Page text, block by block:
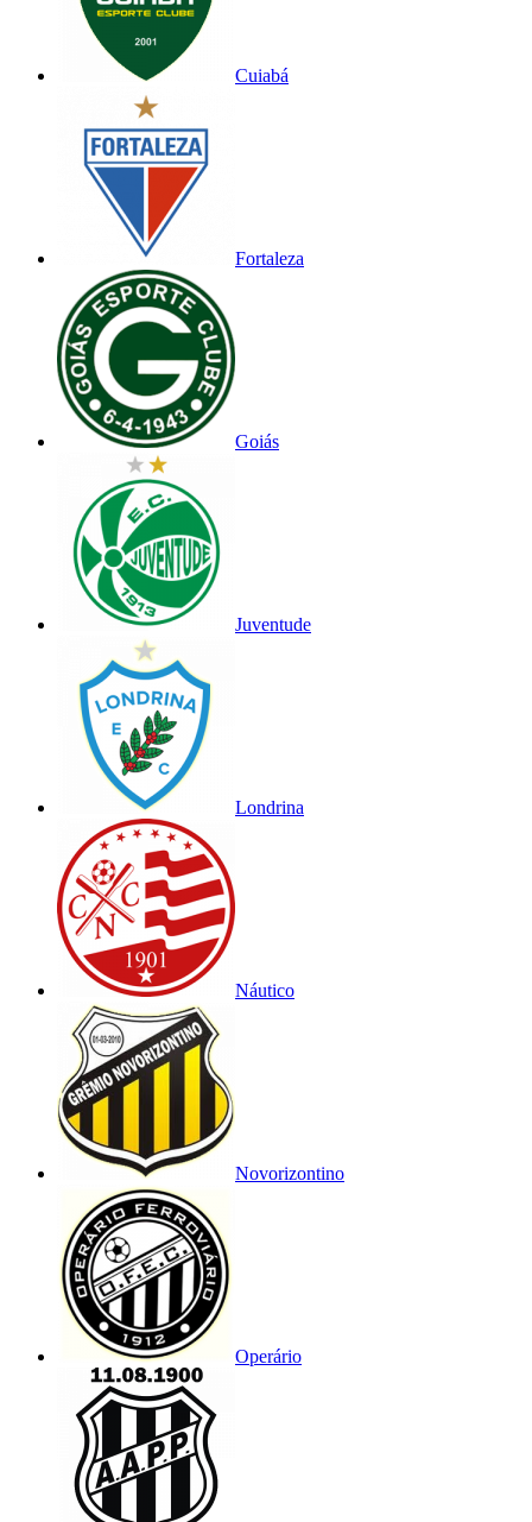
Cuiabá
Fortaleza
Goiás
Juventude
Londrina
Náutico
Novorizontino
Operário